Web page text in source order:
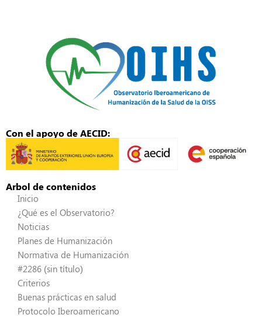
Con el apoyo de AECID:
Arbol de contenidos
Inicio
¿Qué es el Observatorio?
Noticias
Planes de Humanización
Normativa de Humanización
#2286 (sin título)
Criterios
Buenas prácticas en salud
Protocolo Iberoamericano